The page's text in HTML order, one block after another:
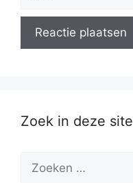
Zoek in deze site
Zoek